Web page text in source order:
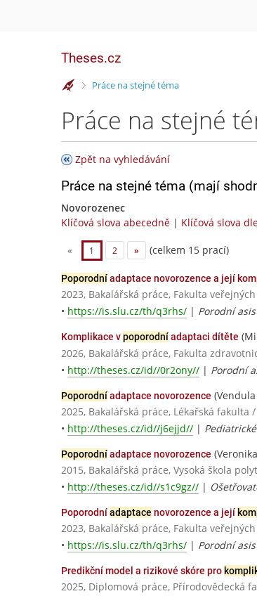
Theses.cz
>Práce na stejné téma
Práce na stejné
Zpět na vyhledávání
Práce na stejné téma (mají
Novorozenec
Klíčová slova abecedně | Klíčová slova
« 1 2 » (celkem 15 prací)
Poporodníadaptace novorozence a její
2023, Bakalářská práce, Fakulta
• https://is.slu.cz/th/q3rhs/ | Porodní
Komplikace vpoporodníadaptaci dítěte
2026, Bakalářská práce, Fakulta
• http://theses.cz/id//0r2ony// | Porodní
Poporodníadaptace novorozence (Vendula
2025, Bakalářská práce, Lékařská fakulta /
• http://theses.cz/id//j6ejjd// |
Poporodníadaptace novorozence
2015, Bakalářská práce, Vysoká škola
• http://theses.cz/id//s1c9gz// |
Poporodníadaptace novorozence a její
2023, Bakalářská práce, Fakulta
• https://is.slu.cz/th/q3rhs/ | Porodní
Predikční model a rizikové skóre pro
2025, Diplomová práce, Přírodovědecká